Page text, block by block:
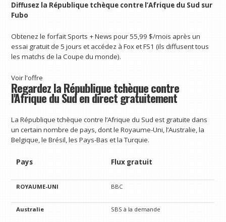
Diffusez la République tchèque contre l’Afrique du Sud sur
Fubo
Obtenez le forfait Sports + News pour 55,99 $/mois après un
essai gratuit de 5 jours et accédez à Fox et FS1 (ils diffusent tous
les matchs de la Coupe du monde).
Voir l'offre
Regardez la République tchèque contre
l'Afrique du Sud en direct gratuitement
La République tchèque contre l’Afrique du Sud est gratuite dans
un certain nombre de pays, dont le Royaume-Uni, l’Australie, la
Belgique, le Brésil, les Pays-Bas et la Turquie.
Pays Flux gratuit
ROYAUME-UNI BBC
Australie SBS à la demande